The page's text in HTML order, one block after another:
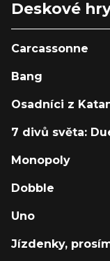
Deskové
Carcassonne
Bang
Osadníci z
7 divů světa:
Monopoly
Dobble
Uno
Jízdenky,